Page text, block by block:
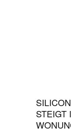
STEIGT